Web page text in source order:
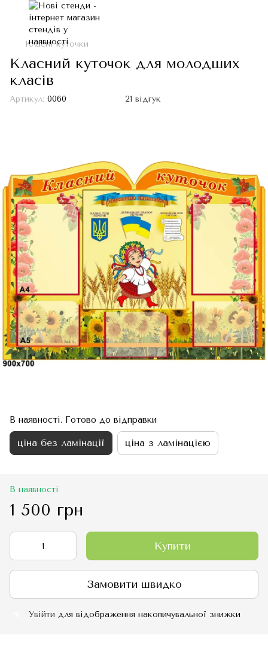
Класні куточки
Класний куточок для молодших
класів
Артикул: 0060 21 відгук
В наявності. Готово до відправки
ціна без ламінації ціна з ламінацією
В наявності
1 500 грн
Купити
Замовити швидко
Увійти для відображення накопичувальної знижки